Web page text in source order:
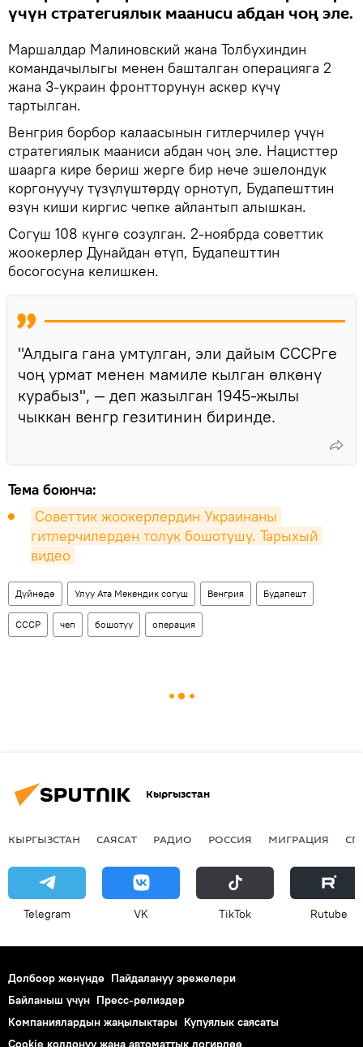
үчүн стратегиялык мааниси абдан чоң эле.
Маршалдар Малиновский жана Толбухиндин
командачылыгы менен башталган операцияга 2
жана 3-украин фронтторунун аскер күчү
тартылган.
Венгрия борбор калаасынын гитлерчилер үчүн
стратегиялык мааниси абдан чоң эле. Нацисттер
шаарга кире бериш жерге бир нече эшелондук
коргонуучу түзүлүштөрдү орнотуп, Будапешттин
өзүн киши киргис чепке айлантып алышкан.
Согуш 108 күнгө созулган. 2-ноябрда советтик
жоокерлер Дунайдан өтүп, Будапешттин
босогосуна келишкен.
"Алдыга гана умтулган, эли дайым СССРге
чоң урмат менен мамиле кылган өлкөнү
курабыз", — деп жазылган 1945-жылы
чыккан венгр гезитинин биринде.
Тема боюнча:
Советтик жоокерлердин Украинаны
гитлерчилерден толук бошотушу. Тарыхый
видео
Дүйнөдө Улуу Ата Мекендик согуш Венгрия Будапешт
СССР чеп бошотуу операция
Кыргызстан
КЫРГЫЗСТАН САЯСАТ РАДИО РОССИЯ МИГРАЦИЯ
Telegram VK ТikТоk Rutube
Долбоор жөнүндө Пайдалануу эрежелери
Байланыш үчүн Пресс-релиздер
Компаниялардын жаңылыктары Купуялык саясаты
Cookie колдонуу жана автоматтык логирлөө